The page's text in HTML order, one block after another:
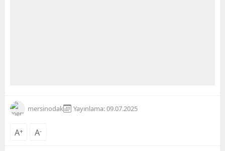
mersinodak Yayınlama: 09.07.2025
A+ A-